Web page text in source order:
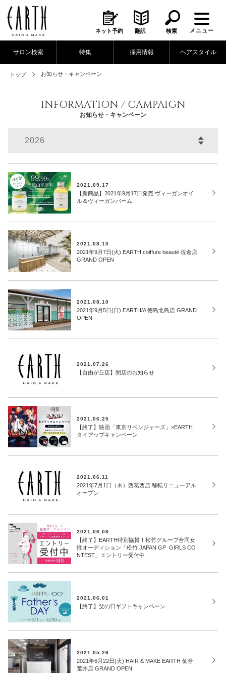
ネット予約 翻訳 検索 メニュー
サロン検索 特集 採用情報 ヘアスタイル
トップ お知らせ・キャンペーン
INFORMATION / CAMPAIGN
お知らせ・キャンペーン
2021.09.17
【新商品】2021年9月17日発売 ヴィーガンオイ
ル＆ヴィーガンバーム
2021.08.10
2021年9月7日(火) EARTH coiffure beauté 佐倉店
GRAND OPEN
2021.08.10
2021年9月5日(日) EARTH/A 徳島北島店 GRAND
OPEN
2021.07.26
【自由が丘店】閉店のお知らせ
2021.06.25
【終了】映画「東京リベンジャーズ」×EARTH
タイアップキャンペーン
2021.06.11
2021年7月1日（木）西葛西店 移転リニューアル
オープン
2021.06.08
【終了】EARTH特別協賛！松竹グループ合同女
性オーディション「松竹 JAPAN GP GIRLS CO
NTEST」エントリー受付中
2021.06.01
【終了】父の日ギフトキャンペーン
2021.05.26
2021年6月22日(火) HAIR & MAKE EARTH 仙台
荒井店 GRAND OPEN